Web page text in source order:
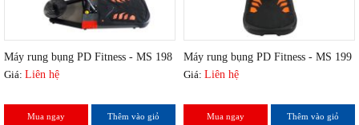
Máy rung bụng PD Fitness - MS 198
Giá: Liên hệ
Mua ngay Thêm vào giỏ
Máy rung bụng PD Fitness - MS 199
Giá: Liên hệ
Mua ngay Thêm vào giỏ